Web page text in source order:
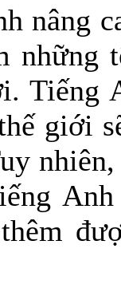
nâng
những
Tiếng
giới